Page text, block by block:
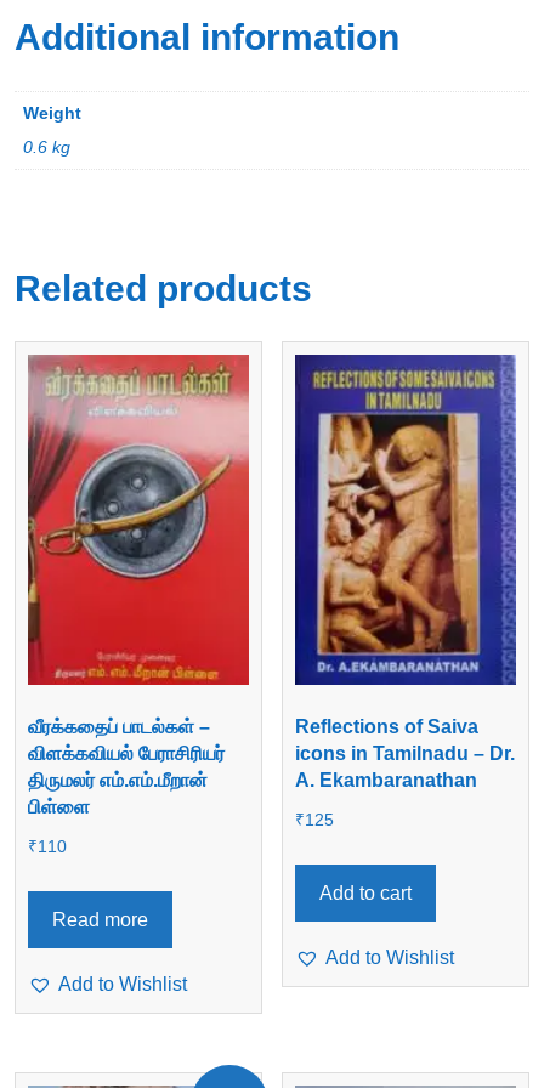
Additional information
Weight
0.6 kg
Related products
வீரக்கதைப் பாடல்கள் –
விளக்கவியல் பேராசிரியர்
திருமலர் எம்.எம்.மீறான்
பிள்ளை
₹110
Read more
Add to Wishlist
Reflections of Saiva
icons in Tamilnadu – Dr.
A. Ekambaranathan
₹125
Add to cart
Add to Wishlist